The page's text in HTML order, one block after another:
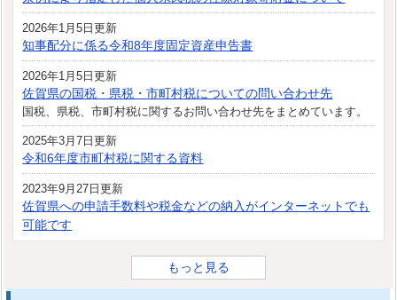
2026年1月5日更新
知事配分に係る令和8年度固定資産申告書
2026年1月5日更新
佐賀県の国税・県税・市町村税についての問い合わせ先
国税、県税、市町村税に関するお問い合わせ先をまとめています。
2025年3月7日更新
令和6年度市町村税に関する資料
2023年9月27日更新
佐賀県への申請手数料や税金などの納入がインターネットでも
可能です
もっと見る